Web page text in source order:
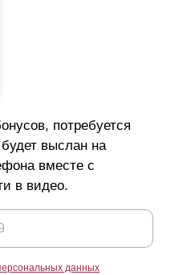
потребуется
выслан на
вместе с
в видео.
данных